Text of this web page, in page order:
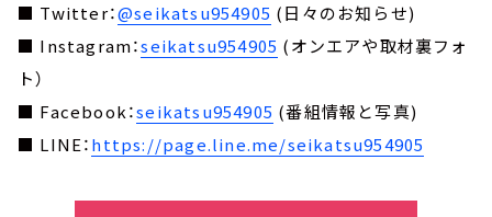
■ Twitter：@seikatsu954905 (日々のお知らせ)
■ Instagram：seikatsu954905 (オンエアや取材裏フォ
ト）
■ Facebook：seikatsu954905 (番組情報と写真)
■ LINE：https://page.line.me/seikatsu954905